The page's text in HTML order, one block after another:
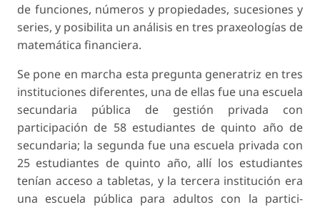
de funciones, números y propiedades, sucesiones y
series, y posibilita un análisis en tres praxeologías de
matemática financiera.
Se pone en marcha esta pregunta generatriz en tres
instituciones diferentes, una de ellas fue una escuela
secundaria pública de gestión privada con
participación de 58 estudiantes de quinto año de
secundaria; la segunda fue una escuela privada con
25 estudiantes de quinto año, allí los estudiantes
tenían acceso a tabletas, y la tercera institución era
una escuela pública para adultos con la partici­